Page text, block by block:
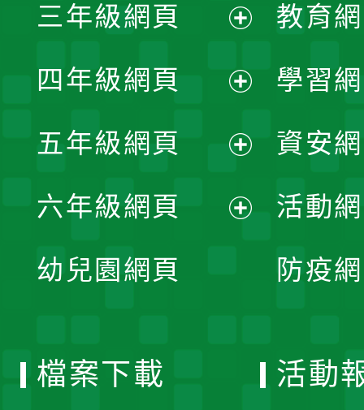
選
單
開
選
單
三年級網頁
開
選
單
四年級網頁
開
選
五年級網頁
開
六年級網頁
幼兒園網頁
教育
學習
資安
活動
防疫
檔案下載 活動